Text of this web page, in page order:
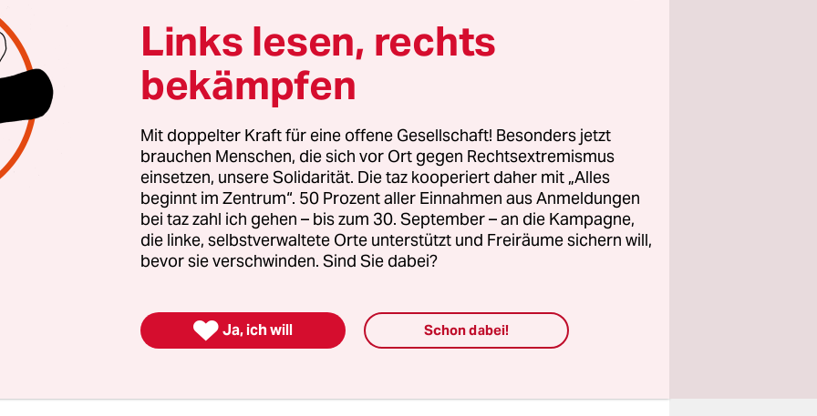
und Terrorismus sicherzustellen“, sei es notwendig
die Herausgabe von als vertraulich oder geheim
Dokumenten“ juristisch vorzugehen. Die Strafanzeigen
seien im Frühjahr 2015 eingereicht worden.
ist nun eine Angelegenheit der Justiz“, sagte Maaßen der
auf der Grundlage von Maaßens Anzeigen
Ermittlungen der Bundesanwaltschaft wegen
gegen zwei Redakteure des Portals sowie gegen
waren am Donnerstag bekannt geworden. netzpolitik.org
im Netz auszubauen.
Links lesen, rechts
bekämpfen
Mit doppelter Kraft für eine offene Gesellschaft! Besonders jetzt
brauchen Menschen, die sich vor Ort gegen Rechtsextremismus
einsetzen, unsere Solidarität. Die taz kooperiert daher mit „Alles
beginnt im Zentrum“. 50 Prozent aller Einnahmen aus Anmeldungen
bei taz zahl ich gehen – bis zum 30. September – an die Kampagne,
die linke, selbstverwaltete Orte unterstützt und Freiräume sichern will,
bevor sie verschwinden. Sind Sie dabei?
 Ja, ich will Schon dabei!